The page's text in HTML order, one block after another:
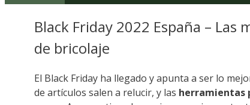
Black Friday 2022 España –
de bricolaje
El Black Friday ha llegado y apunta a ser lo
de artículos salen a relucir, y las herramientas